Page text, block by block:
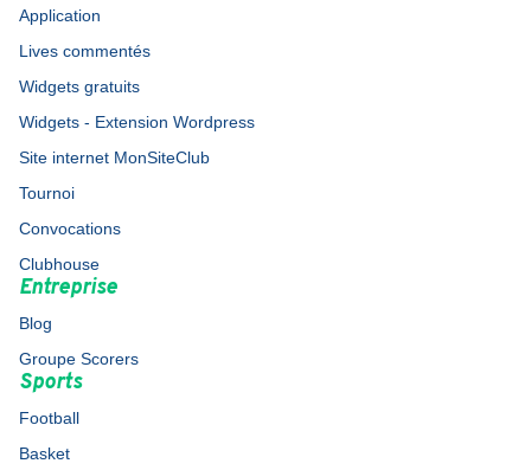
Application
Lives commentés
Widgets gratuits
Widgets - Extension Wordpress
Site internet MonSiteClub
Tournoi
Convocations
Clubhouse
Entreprise
Blog
Groupe Scorers
Sports
Football
Basket